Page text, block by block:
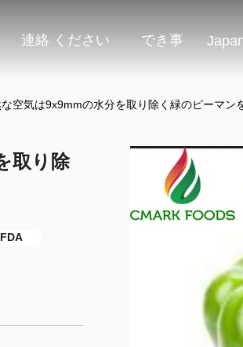
連絡 ください でき事
空気は9x9mmの水分を取り除く緑のピーマン
取り除